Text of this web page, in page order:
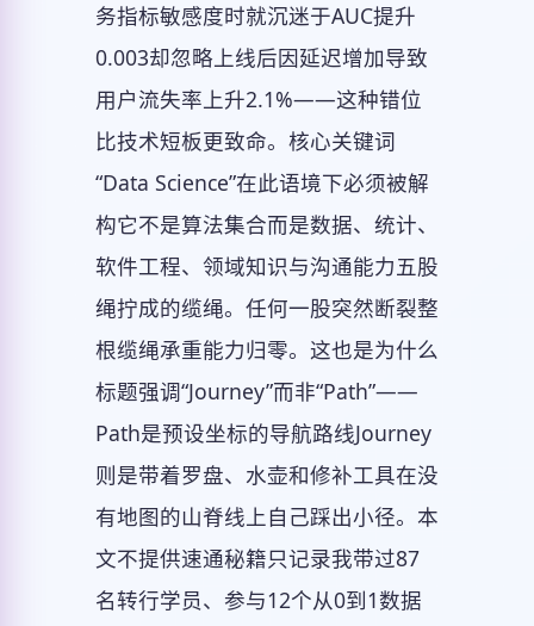
务指标敏感度时就沉迷于AUC提升
0.003却忽略上线后因延迟增加导致
用户流失率上升2.1%——这种错位
比技术短板更致命。核心关键词
“Data Science”在此语境下必须被解
构它不是算法集合而是数据、统计、
软件工程、领域知识与沟通能力五股
绳拧成的缆绳。任何一股突然断裂整
根缆绳承重能力归零。这也是为什么
标题强调“Journey”而非“Path”——
Path是预设坐标的导航路线Journey
则是带着罗盘、水壶和修补工具在没
有地图的山脊线上自己踩出小径。本
文不提供速通秘籍只记录我带过87
名转行学员、参与12个从0到1数据